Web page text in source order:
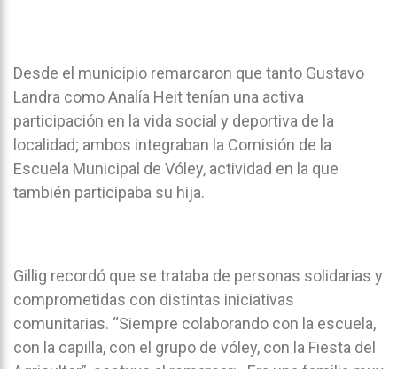
Desde el municipio remarcaron que tanto Gustavo
Landra como Analía Heit tenían una activa
participación en la vida social y deportiva de la
localidad; ambos integraban la Comisión de la
Escuela Municipal de Vóley, actividad en la que
también participaba su hija.
Gillig recordó que se trataba de personas solidarias y
comprometidas con distintas iniciativas
comunitarias. “Siempre colaborando con la escuela,
con la capilla, con el grupo de vóley, con la Fiesta del